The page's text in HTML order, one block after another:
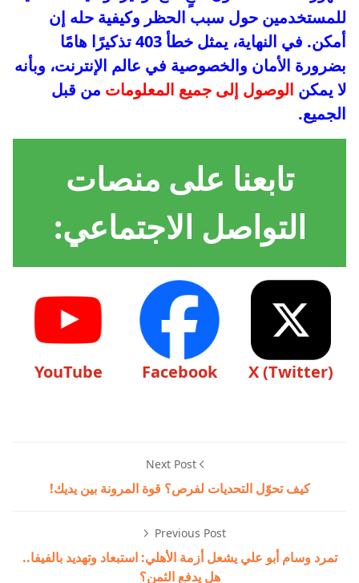
للمستخدمين حول سبب الحظر وكيفية حله إن
أمكن. في النهاية، يمثل خطأ 403 تذكيرًا هامًا
بضرورة الأمان والخصوصية في عالم الإنترنت، وبأنه
لا يمكن الوصول إلى جميع المعلومات من قبل
الجميع.
تابعنا على منصات
التواصل الاجتماعي:
X (Twitter)
Facebook
YouTube
Next Post
كيف تحوّل التحديات لفرص؟ قوة المرونة بين يديك!
Previous Post
تمرد وسام أبو علي يشعل أزمة الأهلي: استبعاد وتهديد بالفيفا..
هل يدفع الثمن؟